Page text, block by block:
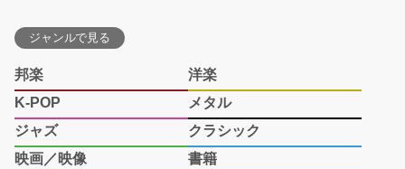
ジャンルで見る
邦楽
洋楽
K-POP
メタル
ジャズ
クラシック
映画／映像
書籍